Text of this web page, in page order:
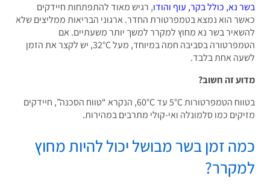
נא, כולל בקר, עוף והודו, רגיש מאוד להתפתחות חיידקים
הוא נמצא בטמפרטורת החדר. ארגוני הבריאות ממליצים שלא
בשר נא מחוץ למקרר למשך יותר משעתיים. אם
הטמפרטורה בסביבה חמה במיוחד, מעל 32°C, יש לקצר את הזמן
אחת בלבד.
זה חשוב?
בטווח הטמפרטורות 5°C עד 60°C, הנקרא “טווח הסכנה”, חיידקים
כמו סלמונלה ואי-קולי מתרבים במהירות.
זמן בשר מבושל יכול להיות מחוץ